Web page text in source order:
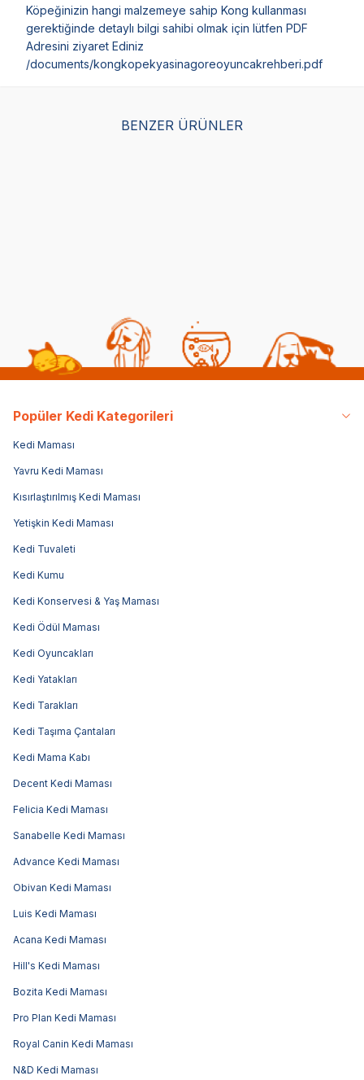
Köpeğinizin hangi malzemeye sahip Kong kullanması
gerektiğinde detaylı bilgi sahibi olmak için lütfen PDF
Adresini ziyaret Ediniz
/documents/kongkopekyasinagoreoyuncakrehberi.pdf
BENZER ÜRÜNLER
Popüler Kedi Kategorileri
Kedi Maması
Yavru Kedi Maması
Kısırlaştırılmış Kedi Maması
Yetişkin Kedi Maması
Kedi Tuvaleti
Kedi Kumu
Kedi Konservesi & Yaş Maması
Kedi Ödül Maması
Kedi Oyuncakları
Kedi Yatakları
Kedi Tarakları
Kedi Taşıma Çantaları
Kedi Mama Kabı
Decent Kedi Maması
Felicia Kedi Maması
Sanabelle Kedi Maması
Advance Kedi Maması
Obivan Kedi Maması
Luis Kedi Maması
Acana Kedi Maması
Hill's Kedi Maması
Bozita Kedi Maması
Pro Plan Kedi Maması
Royal Canin Kedi Maması
N&D Kedi Maması